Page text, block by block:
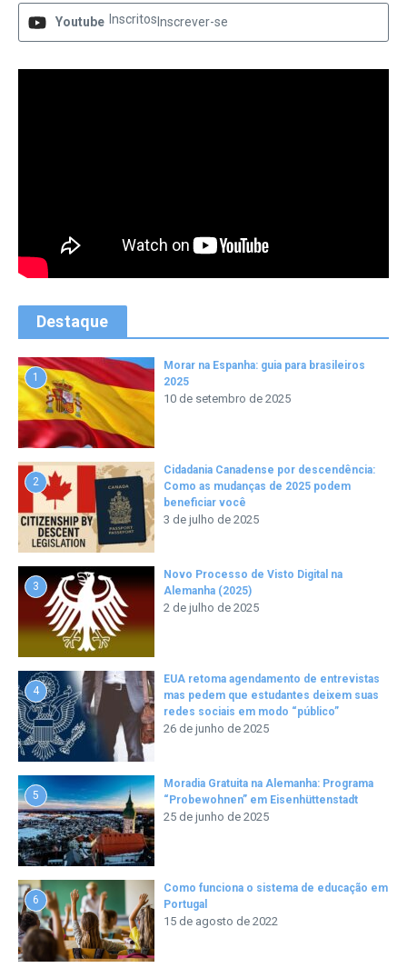
Youtube Inscritos Inscrever-se
Destaque
1
Morar na Espanha: guia para brasileiros
2025
10 de setembro de 2025
2
Cidadania Canadense por descendência:
Como as mudanças de 2025 podem
beneficiar você
3 de julho de 2025
3
Novo Processo de Visto Digital na
Alemanha (2025)
2 de julho de 2025
4
EUA retoma agendamento de entrevistas
mas pedem que estudantes deixem suas
redes sociais em modo “público”
26 de junho de 2025
5
Moradia Gratuita na Alemanha: Programa
“Probewohnen” em Eisenhüttenstadt
25 de junho de 2025
6
Como funciona o sistema de educação em
Portugal
15 de agosto de 2022